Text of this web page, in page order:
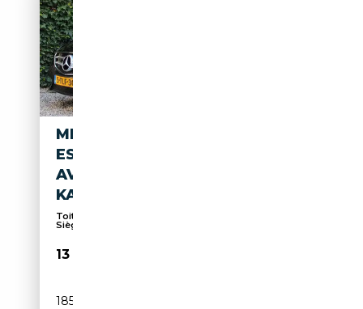
MERCEDES-BENZ E 250
ESTATE PRESTIGE
AVANTGARDE | AMG |SCHUIF-
KANTELDA
Toit ouvrant, Caméra d'aide au stationnement,
Sièg...
13 950€
185 444 km